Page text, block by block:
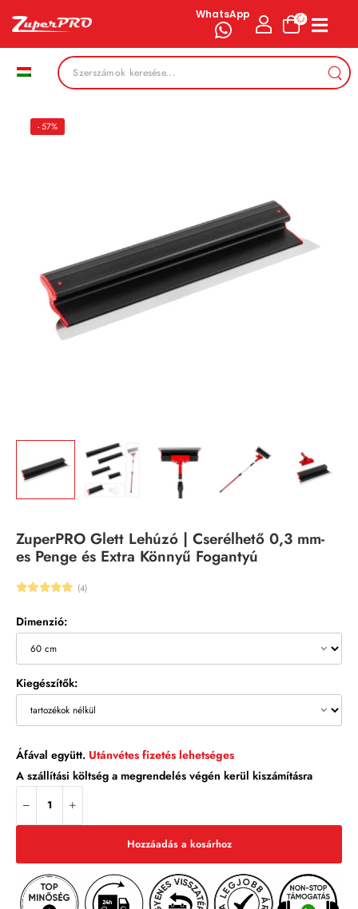
WhatsApp
- 57%
ZuperPRO Glett Lehúzó | Cserélhető 0,3 mm-
es Penge és Extra Könnyű Fogantyú
(4)
Dimenzió:
Kiegészítők:
Áfával együtt. Utánvétes fizetés lehetséges
A szállítási költség a megrendelés végén kerül kiszámításra
Hozzáadás a kosárhoz